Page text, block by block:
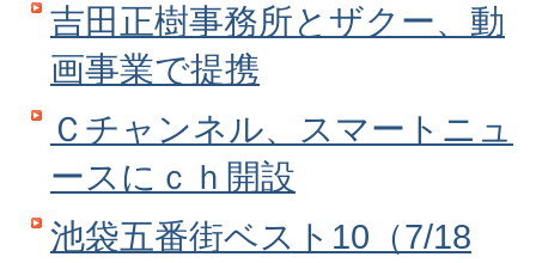
吉田正樹事務所とザクー、動
画事業で提携
Ｃチャンネル、スマートニュ
ースにｃｈ開設
池袋五番街ベスト10（7/18